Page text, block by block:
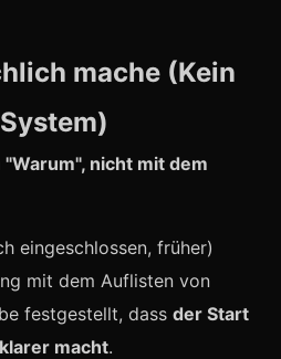
mache (Kein
nicht mit dem
eingeschlossen, früher)
mit dem Auflisten von
festgestellt, dass der Start
macht.